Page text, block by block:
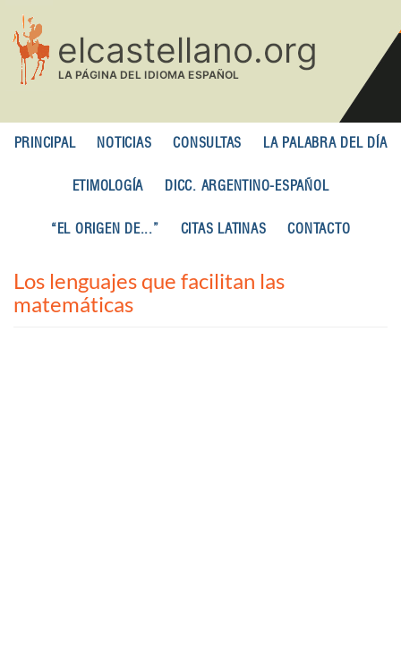
contenido
principal
PRINCIPAL NOTICIAS CONSULTAS LA PALABRA DEL DÍA
ETIMOLOGÍA DICC. ARGENTINO-ESPAÑOL
“EL ORIGEN DE...” CITAS LATINAS CONTACTO
Los lenguajes que facilitan las
matemáticas